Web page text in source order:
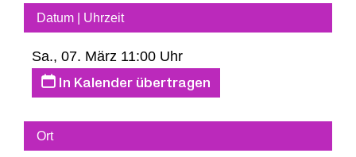
Wenn wir in höchsten Nöten sein
Georg MUFFAT (1653-1704)
Toccata Quarta in e-moll
Felix MENDELSSOHN-BARTHOLDY (1809-1847)
Datum | Uhrzeit
Sa., 07. März 11:00 Uhr
In Kalender übertragen
Ort